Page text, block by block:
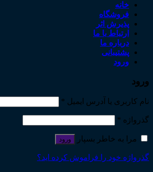
خانه
فروشگاه
پذیرش اثر
ارتباط با ما
درباره ما
پشتیبانی
ورود
ورود
نام کاربری یا آدرس ایمیل *
گذرواژه *
مرا به خاطر بسپار ورود
گذرواژه خود را فراموش کرده اید؟